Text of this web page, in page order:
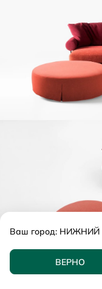
Ваш город: НИЖНИЙ
ВЕРНО